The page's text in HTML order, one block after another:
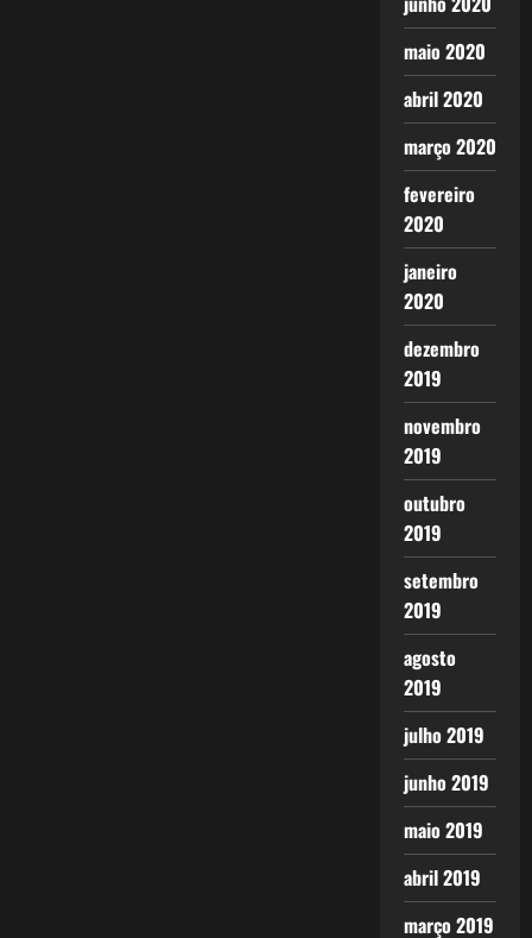
maio 2020
abril 2020
março 2020
fevereiro
2020
janeiro
2020
dezembro
2019
novembro
2019
outubro
2019
setembro
2019
agosto
2019
julho 2019
junho 2019
maio 2019
abril 2019
março 2019